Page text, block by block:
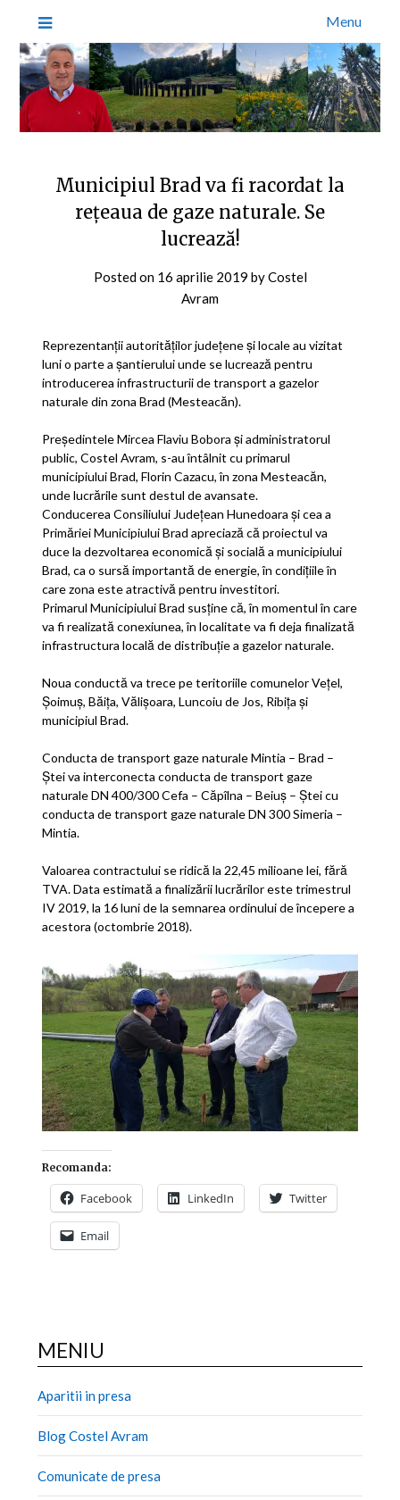
Menu
Municipiul Brad va fi racordat la
rețeaua de gaze naturale. Se
lucrează!
Posted on 16 aprilie 2019 byCostel
Avram
Reprezentanții autorităților județene și locale au vizitat
luni o parte a șantierului unde se lucrează pentru
introducerea infrastructurii de transport a gazelor
naturale din zona Brad (Mesteacăn).
Președintele Mircea Flaviu Bobora și administratorul
public, Costel Avram, s-au întâlnit cu primarul
municipiului Brad, Florin Cazacu, în zona Mesteacăn,
unde lucrările sunt destul de avansate.
Conducerea Consiliului Județean Hunedoara și cea a
Primăriei Municipiului Brad apreciază că proiectul va
duce la dezvoltarea economică şi socială a municipiului
Brad, ca o sursă importantă de energie, în condiţiile în
care zona este atractivă pentru investitori.
Primarul Municipiului Brad susține că, în momentul în care
va fi realizată conexiunea, în localitate va fi deja finalizată
infrastructura locală de distribuție a gazelor naturale.
Noua conductă va trece pe teritoriile comunelor Veţel,
Şoimuş, Băiţa, Vălişoara, Luncoiu de Jos, Ribiţa şi
municipiul Brad.
Conducta de transport gaze naturale Mintia – Brad –
Ştei va interconecta conducta de transport gaze
naturale DN 400/300 Cefa – Căpîlna – Beiuş – Ştei cu
conducta de transport gaze naturale DN 300 Simeria –
Mintia.
Valoarea contractului se ridică la 22,45 milioane lei, fără
TVA. Data estimată a finalizării lucrărilor este trimestrul
IV 2019, la 16 luni de la semnarea ordinului de începere a
acestora (octombrie 2018).
Recomanda:
Facebook LinkedIn Twitter
Email
MENIU
Aparitii in presa
Blog Costel Avram
Comunicate de presa